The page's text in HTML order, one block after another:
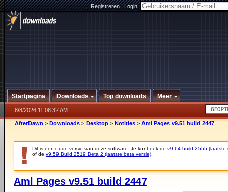
Registreren|Login:
Startpagina Downloads Top downloads Meer
8/8/2026 11:08:32 AM
AfterDawn > Downloads > Desktop > Notities > Aml Pages v9.51 build 2447
Dit is een oude versie van deze software. Je kunt ook de v9.64 build 2555 (laatste
of de v9.59 Build 2519 Beta 2 (laatste beta versie)
Aml Pages v9.51 build 2447